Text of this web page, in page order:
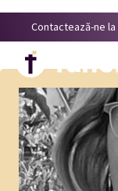
Contactează-ne la